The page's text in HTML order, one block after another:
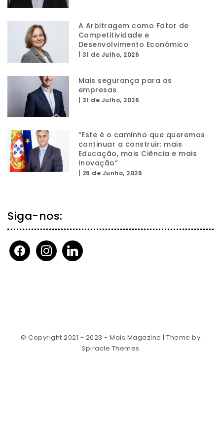
A Arbitragem como Fator de
Competitividade e
Desenvolvimento Económico
31 de Julho, 2026
Mais segurança para as
empresas
31 de Julho, 2026
“Este é o caminho que queremos
continuar a construir: mais
Educação, mais Ciência e mais
Inovação”
26 de Junho, 2026
Siga-nos:
facebookinstagramlinkedin
© Copyright 2021 - 2023 - Mais Magazine | Theme by
Spiracle Themes